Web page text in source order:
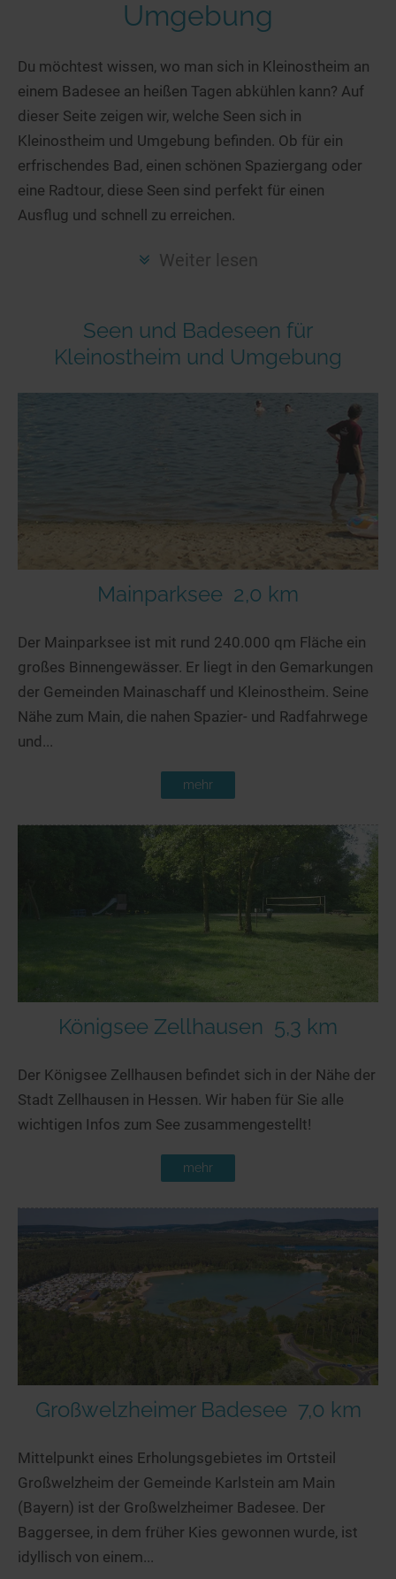
Radtouren am See
Kitesurfen
Kanu- & Kajaktouren
Badeseen in Deutschland
Genuss pur
Wellness am See
Gourmet-Urlaub
Urlaub an der Küste
Unterkünfte
Hotels am See
Ferienwohnungen
Hausboote
Camping
Aktiv-Urlaub
Kanu- & Kajak-Urlaub
Auszeit & Wellness
Hausboote
Camping am See
Top-Hotels
Top-Hotel Empfehlungen
Familienhotels
Bike-Hotels
Häuser auf dem Wasser
Seen in Deiner Nähe
Seen in Deutschland
Seen in Europa
Überwachte Badestellen
Hunde am See
Top Seen nach Regionen
Deutschlands Lieblingsseen
Umgebung
Du möchtest wissen, wo man sich in Kleinostheim an
einem Badesee an heißen Tagen abkühlen kann? Auf
dieser Seite zeigen wir, welche Seen sich in
Kleinostheim und Umgebung befinden. Ob für ein
erfrischendes Bad, einen schönen Spaziergang oder
eine Radtour, diese Seen sind perfekt für einen
Ausflug und schnell zu erreichen.
Weiter lesen
Seen und Badeseen für
Kleinostheim und Umgebung
Mainparksee 2,0 km
Der Mainparksee ist mit rund 240.000 qm Fläche ein
großes Binnengewässer. Er liegt in den Gemarkungen
der Gemeinden Mainaschaff und Kleinostheim. Seine
Nähe zum Main, die nahen Spazier- und Radfahrwege
und...
mehr
Königsee Zellhausen 5,3 km
Der Königsee Zellhausen befindet sich in der Nähe der
Stadt Zellhausen in Hessen. Wir haben für Sie alle
wichtigen Infos zum See zusammengestellt!
mehr
Großwelzheimer Badesee 7,0 km
Mittelpunkt eines Erholungsgebietes im Ortsteil
Großwelzheim der Gemeinde Karlstein am Main
(Bayern) ist der Großwelzheimer Badesee. Der
Baggersee, in dem früher Kies gewonnen wurde, ist
idyllisch von einem...